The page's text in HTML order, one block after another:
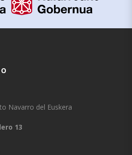
Navarro del Euskera
13